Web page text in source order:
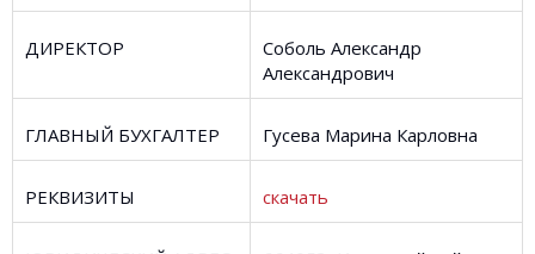
ДИРЕКТОР
Соболь Александр
Александрович
ГЛАВНЫЙ БУХГАЛТЕР Гусева Марина Карловна
РЕКВИЗИТЫ скачать